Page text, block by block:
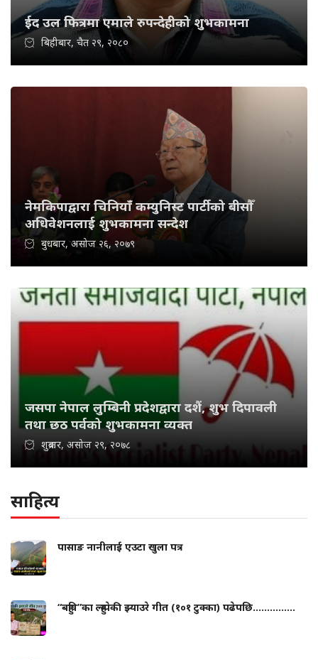
ईद उल फित्रमा एमाले रुपन्देहीको शुभकामना
बिहीबार, चैत २९, २०८०
नेमकिपाद्वारा चिनियाँ कम्युनिस्ट पार्टीको बीसौँ
अधिवेशनलाई शुभकामना सन्देश
बुधबार, असोज २६, २०७९
जसपा नेपाल लुम्बिनी प्रदेशद्वारा दशैं, शुभ दिपावली
तथा छठ पर्वको शुभकामना व्यक्त
शुक्रबार, असोज २९, २०७८
साहित्य
पासाङ नानीलाई एउटा खुला पत्र
“बहुवि”का ल्हुम्पेकी झ्याउरे गीत (१०१ टुक्का) पढेपछि...............